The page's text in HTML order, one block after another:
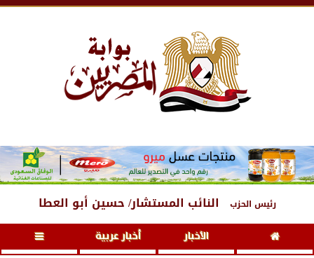
رئيس الحزب النائب المستشار/ حسين أبو العطا
الأخبار أخبار عربية